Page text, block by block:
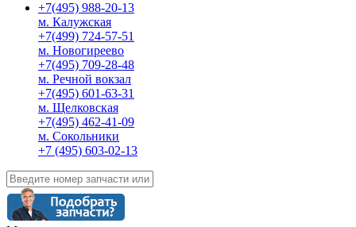
+7(495) 988-20-13
м. Калужская
+7(499) 724-57-51
м. Новогиреево
+7(495) 709-28-48
м. Речной вокзал
+7(495) 601-63-31
м. Щелковская
+7(495) 462-41-09
м. Сокольники
+7 (495) 603-02-13